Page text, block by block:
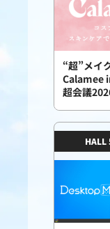
“超”メイ
Calamee
超会議
HALL